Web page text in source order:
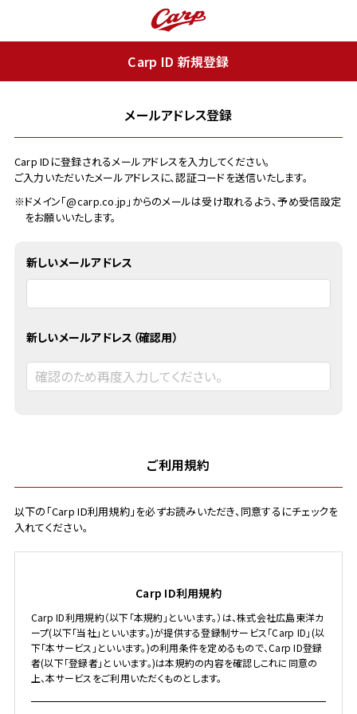
Carp ID 新規登録
メールアドレス登録
Carp IDに登録されるメールアドレスを入力してください。
ご入力いただいたメールアドレスに、認証コードを送信いたします。
※ドメイン「@carp.co.jp」からのメールは受け取れるよう、予め受信設定
をお願いいたします。
新しいメールアドレス
新しいメールアドレス（確認用）
ご利用規約
以下の「Carp ID利用規約」を必ずお読みいただき、同意するにチェックを
入れてください。
Carp ID利用規約
Carp ID利用規約（以下「本規約」といいます。）は、株式会社広島東洋カ
ープ(以下「当社」といいます。)が提供する登録制サービス「Carp ID」(以
下「本サービス」といいます。)の利用条件を定めるもので、Carp ID登録
者(以下「登録者」といいます。)は本規約の内容を確認しこれに同意の
上、本サービスをご利用いただくものとします。